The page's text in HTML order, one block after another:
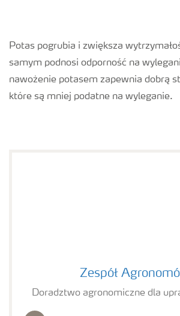
Potas pogrubia i zwiększa
samym podnosi odporność na
nawożenie potasem zapewnia dobrą
które są mniej podatne na wyleganie.
Zespół
Doradztwo agronomiczne dla